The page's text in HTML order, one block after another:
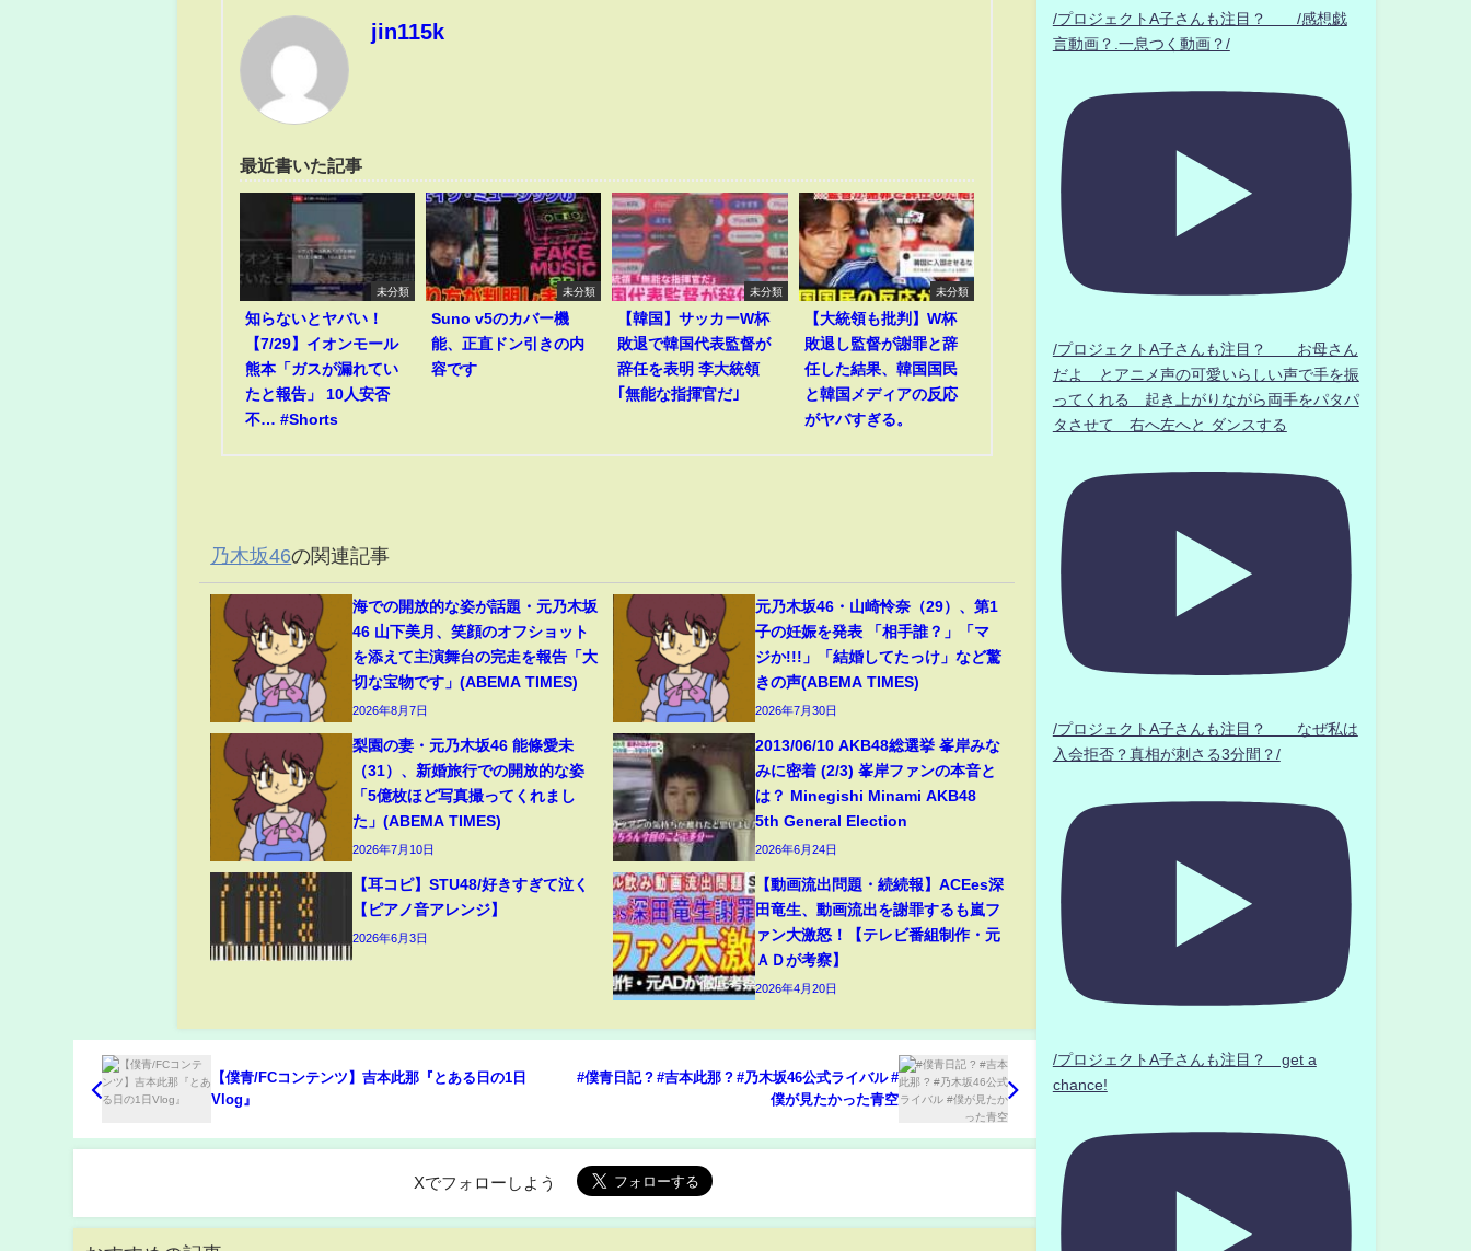
jin115k
最近書いた記事
未分類
知らないとヤバい！
【7/29】イオンモール
熊本「ガスが漏れてい
たと報告」 10人安否
不… #Shorts
未分類
Suno v5のカバー機
能、正直ドン引きの内
容です
未分類
【韓国】サッカーW杯
敗退で韓国代表監督が
辞任を表明 李大統領
｢無能な指揮官だ｣
未分類
【大統領も批判】W杯
敗退し監督が謝罪と辞
任した結果、韓国国民
と韓国メディアの反応
がヤバすぎる。
乃木坂46の関連記事
海での開放的な姿が話題・元乃木坂
46 山下美月、笑顔のオフショット
を添えて主演舞台の完走を報告「大
切な宝物です」(ABEMA TIMES)
2026年8月7日
元乃木坂46・山崎怜奈（29）、第1
子の妊娠を発表 「相手誰？」「マ
ジか!!!」「結婚してたっけ」など驚
きの声(ABEMA TIMES)
2026年7月30日
梨園の妻・元乃木坂46 能條愛未
（31）、新婚旅行での開放的な姿
「5億枚ほど写真撮ってくれまし
た」(ABEMA TIMES)
2026年7月10日
2013/06/10 AKB48総選挙 峯岸みな
みに密着 (2/3) 峯岸ファンの本音と
は？ Minegishi Minami AKB48
5th General Election
2026年6月24日
【耳コピ】STU48/好きすぎて泣く
【ピアノ音アレンジ】
2026年6月3日
【動画流出問題・続続報】ACEes深
田竜生、動画流出を謝罪するも嵐フ
ァン大激怒！【テレビ番組制作・元
ＡＤが考察】
2026年4月20日
【僕青/FCコンテンツ】吉本此那『とある日の1日
Vlog』
#僕青日記 ? #吉本此那 ? #乃木坂46公式ライバル #
僕が見たかった青空
Xでフォローしよう
/プロジェクトA子さんも注目？ /感想戯
言動画？.一息つく動画？/
/プロジェクトA子さんも注目？ お母さん
だよ とアニメ声の可愛いらしい声で手を振
ってくれる 起き上がりながら両手をパタパ
タさせて 右へ左へと ダンスする
/プロジェクトA子さんも注目？ なぜ私は
入会拒否？真相が刺さる3分間？/
/プロジェクトA子さんも注目？ get a
chance!